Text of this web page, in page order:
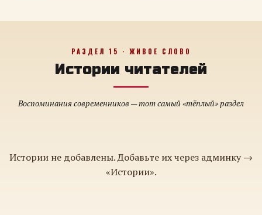
РАЗДЕЛ 15 · ЖИВОЕ СЛОВО
Истории читателей
Воспоминания современников — тот самый «тёплый» раздел
Истории не добавлены. Добавьте их через админку →
«Истории».